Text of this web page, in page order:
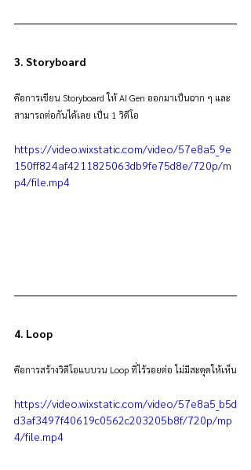
3. Storyboard
คือการเขียน Storyboard ให้ AI Gen ออกมาเป็นฉาก ๆ และ
สามารถต่อกันได้เลย เป็น 1 วิดีโอ
https://video.wixstatic.com/video/57e8a5_9e
150ff824af4211825063db9fe75d8e/720p/m
p4/file.mp4
4. Loop
คือการสร้างวิดีโอแบบวน Loop ที่ไร้รอยต่อ ไม่มีสะดุดให้เห็น
https://video.wixstatic.com/video/57e8a5_b5d
d3af3497f40619c0562c203205b8f/720p/mp
4/file.mp4